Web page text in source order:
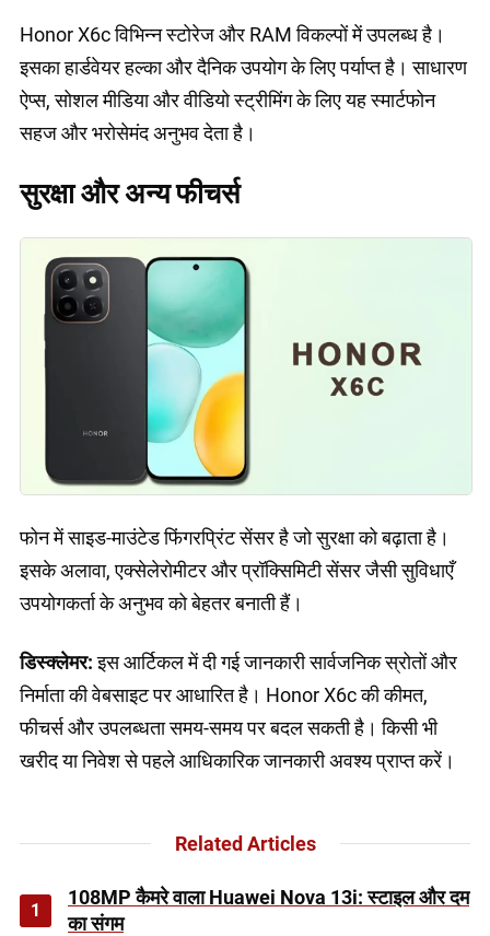
Honor X6c विभिन्न स्टोरेज और RAM विकल्पों में उपलब्ध है।
इसका हार्डवेयर हल्का और दैनिक उपयोग के लिए पर्याप्त है। साधारण
ऐप्स, सोशल मीडिया और वीडियो स्ट्रीमिंग के लिए यह स्मार्टफोन
सहज और भरोसेमंद अनुभव देता है।
सुरक्षा और अन्य फीचर्स
फोन में साइड-माउंटेड फिंगरप्रिंट सेंसर है जो सुरक्षा को बढ़ाता है।
इसके अलावा, एक्सेलेरोमीटर और प्रॉक्सिमिटी सेंसर जैसी सुविधाएँ
उपयोगकर्ता के अनुभव को बेहतर बनाती हैं।
डिस्क्लेमर:इस आर्टिकल में दी गई जानकारी सार्वजनिक स्रोतों और
निर्माता की वेबसाइट पर आधारित है। Honor X6c की कीमत,
फीचर्स और उपलब्धता समय-समय पर बदल सकती है। किसी भी
खरीद या निवेश से पहले आधिकारिक जानकारी अवश्य प्राप्त करें।
Related Articles
1
108MP कैमरे वाला Huawei Nova 13i: स्टाइल और दम
का संगम